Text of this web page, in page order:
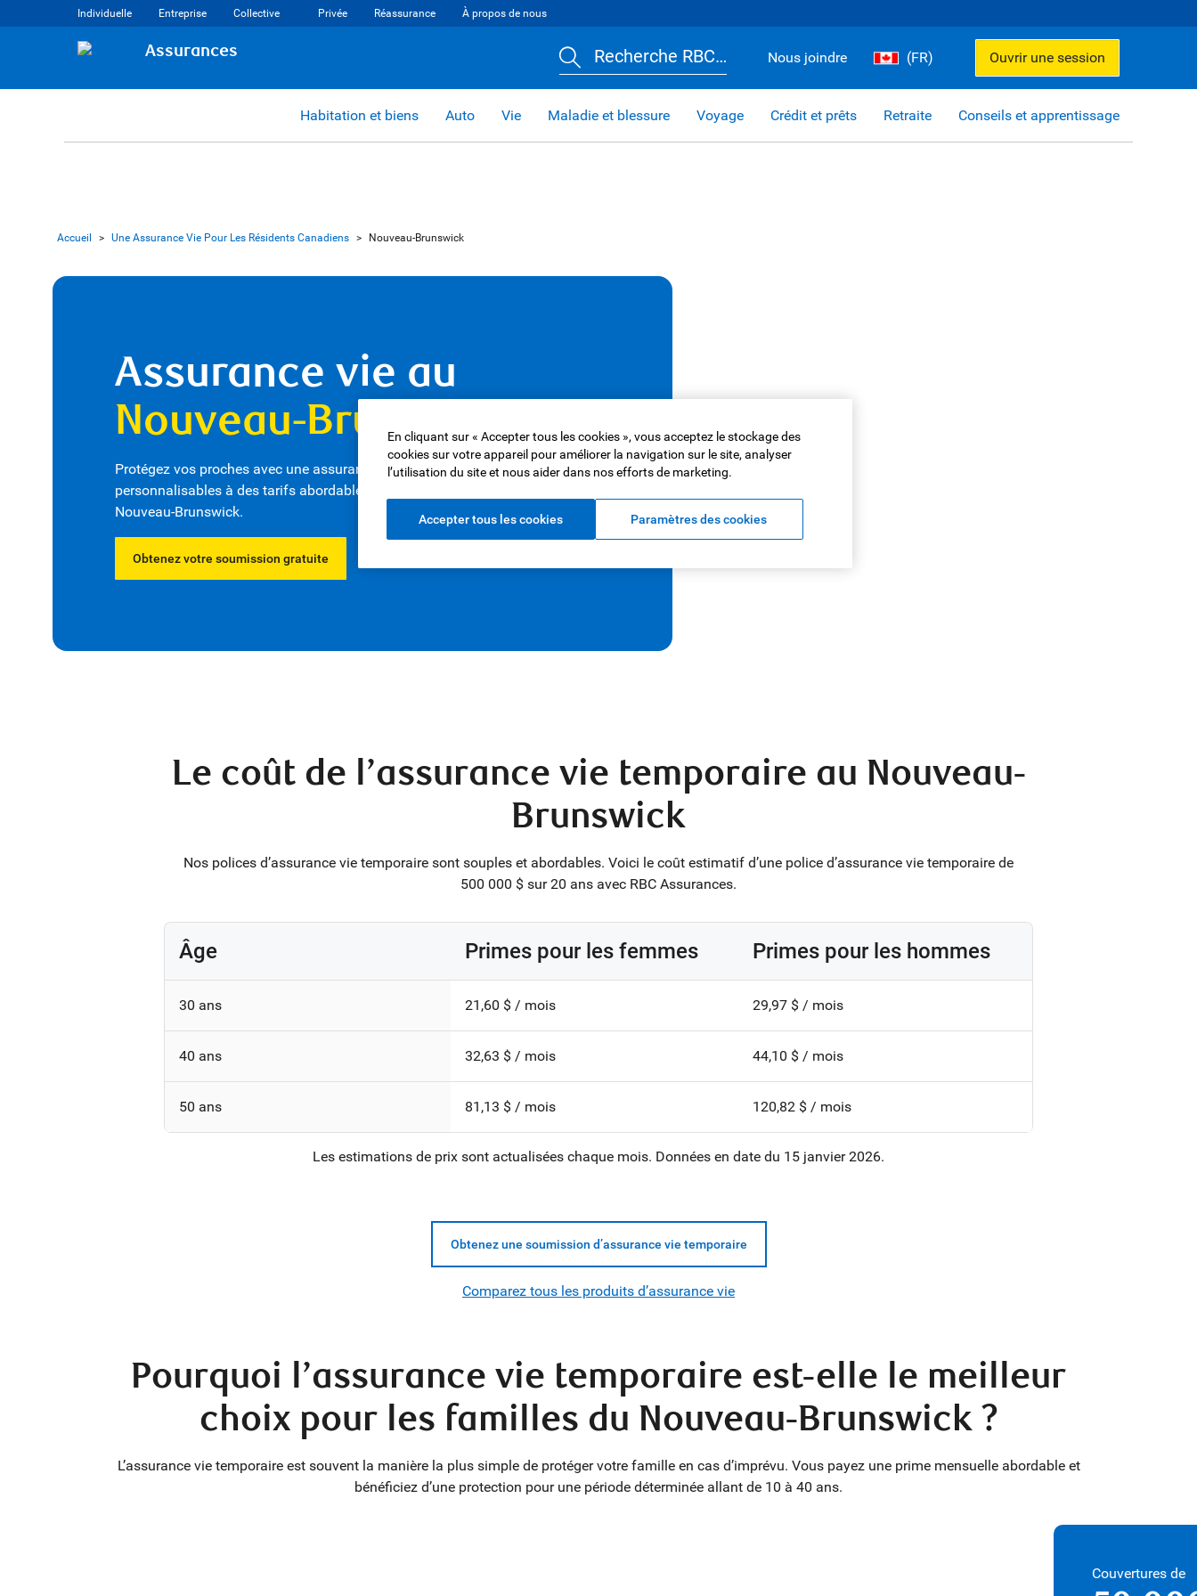
Individuelle Entreprise Collective Privée Réassurance À propos de nous
Assurances Recherche RBC… Nous joindre (FR) Ouvrir une session
Habitation et biens Auto Vie Maladie et blessure Voyage Crédit et prêts Retraite Conseils et apprentissage
Accueil > Une Assurance Vie Pour Les Résidents Canadiens > Nouveau-Brunswick
Assurance vie au
Nouveau-Brunswick
Protégez vos proches avec une assurance vie fiable. Nous offrons des régimes
personnalisables à des tarifs abordables pour les familles et les particuliers du
Nouveau-Brunswick.
Obtenez votre soumission gratuite
Le coût de l’assurance vie temporaire au Nouveau-
Brunswick
Nos polices d’assurance vie temporaire sont souples et abordables. Voici le coût estimatif d’une police d’assurance vie temporaire de
500 000 $ sur 20 ans avec RBC Assurances.
Âge Primes pour les femmes Primes pour les hommes
30 ans 21,60 $ / mois 29,97 $ / mois
40 ans 32,63 $ / mois 44,10 $ / mois
50 ans 81,13 $ / mois 120,82 $ / mois
Les estimations de prix sont actualisées chaque mois. Données en date du 15 janvier 2026.
Obtenez une soumission d’assurance vie temporaire
Comparez tous les produits d’assurance vie
Pourquoi l’assurance vie temporaire est-elle le meilleur
choix pour les familles du Nouveau-Brunswick ?
L’assurance vie temporaire est souvent la manière la plus simple de protéger votre famille en cas d’imprévu. Vous payez une prime mensuelle abordable et
bénéficiez d’une protection pour une période déterminée allant de 10 à 40 ans.
Couvertures de
En cliquant sur « Accepter tous les cookies », vous acceptez le stockage des
cookies sur votre appareil pour améliorer la navigation sur le site, analyser
l’utilisation du site et nous aider dans nos efforts de marketing.
Accepter tous les cookies Paramètres des cookies